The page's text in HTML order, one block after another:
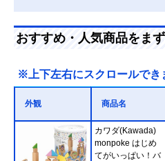
おすすめ・人気商品をま
※上下左右にスクロールでき
外観 商品名
カワダ(Kawada)
monpoke はじめ
てがいっぱい！バ